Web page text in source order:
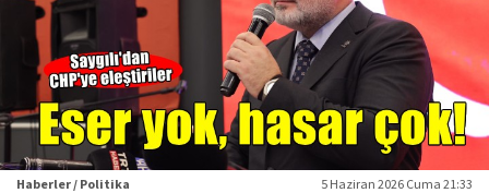
Haberler / Politika 5 Haziran 2026 Cuma 21:33